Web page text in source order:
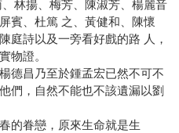
林揚、梅芳、陳淑芳、楊麗音
賓、杜篤 之、黃健和、陳懷
庭詩以及一旁看好戲的路 人，
物證。
德昌乃至於鍾孟宏已然不可不
們，自然不能也不該遺漏以劉
的眷戀，原來生命就是生